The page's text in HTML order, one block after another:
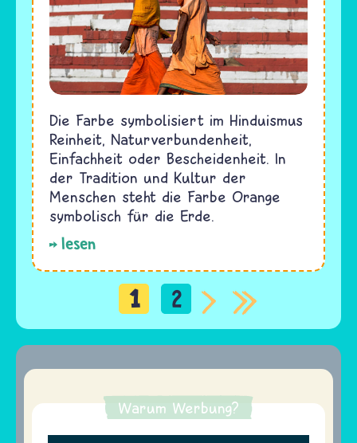
Die Farbe symbolisiert im Hinduismus
Reinheit, Naturverbundenheit,
Einfachheit oder Bescheidenheit. In
der Tradition und Kultur der
Menschen steht die Farbe Orange
symbolisch für die Erde.
lesen
Seitennummerierung
1 2
Warum Werbung?